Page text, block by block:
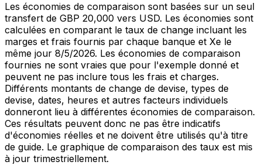
Les économies de comparaison sont basées sur un seul
transfert de GBP 20,000 vers USD. Les économies sont
calculées en comparant le taux de change incluant les
marges et frais fournis par chaque banque et Xe le
même jour 8/5/2026. Les économies de comparaison
fournies ne sont vraies que pour l'exemple donné et
peuvent ne pas inclure tous les frais et charges.
Différents montants de change de devise, types de
devise, dates, heures et autres facteurs individuels
donneront lieu à différentes économies de comparaison.
Ces résultats peuvent donc ne pas être indicatifs
d'économies réelles et ne doivent être utilisés qu'à titre
de guide. Le graphique de comparaison des taux est mis
à jour trimestriellement.